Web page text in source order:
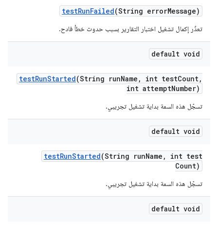
testRunFailed(String errorMessage)
تعذّر إكمال تشغيل اختبار التقارير بسبب حدوث خطأ فادح.
default void
testRunStarted(String runName , int testCount,
int attemptNumber)
تسجّل هذه السمة بداية تشغيل تجريبي.
default void
testRunStarted(String runName ,
int test
Count)
تسجّل هذه السمة بداية تشغيل تجريبي.
default void